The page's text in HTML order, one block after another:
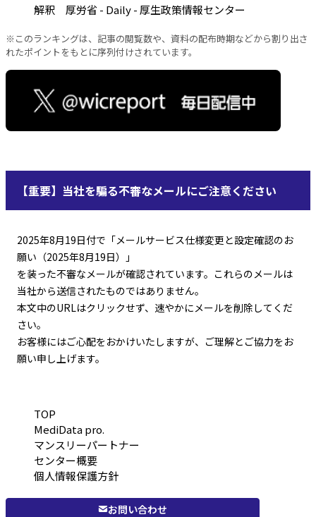
解釈 厚労省 - Daily - 厚生政策情報センター
※このランキングは、記事の閲覧数や、資料の配布時期などから割り出さ
れたポイントをもとに序列付けされています。
【重要】当社を騙る不審なメールにご注意ください
2025年8月19日付で「メールサービス仕様変更と設定確認のお
願い（2025年8月19日）」
を装った不審なメールが確認されています。これらのメールは
当社から送信されたものではありません。
本文中のURLはクリックせず、速やかにメールを削除してくだ
さい。
お客様にはご心配をおかけいたしますが、ご理解とご協力をお
願い申し上げます。
TOP
MediData pro.
マンスリーパートナー
センター概要
個人情報保護方針
お問い合わせ